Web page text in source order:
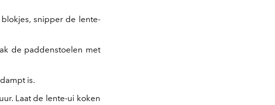
snipper de lente-
de paddenstoelen met
is.
Laat de lente-ui koken